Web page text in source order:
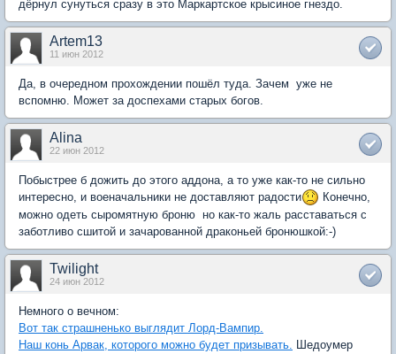
дёрнул сунуться сразу в это Маркартское крысиное гнездо.
Artem13
11 июн 2012
Да, в очередном прохождении пошёл туда. Зачем  уже не
вспомню. Может за доспехами старых богов.
Alina
22 июн 2012
Побыстрее б дожить до этого аддона, а то уже как-то не сильно
интересно, и военачальники не доставляют радости
Конечно,
можно одеть сыромятную броню  но как-то жаль расставаться с
заботливо сшитой и зачарованной драконьей бронюшкой:-)
Twilight
24 июн 2012
Немного о вечном:
Вот так страшненько выглядит Лорд-Вампир.
Наш конь Арвак, которого можно будет призывать. Шедоумер